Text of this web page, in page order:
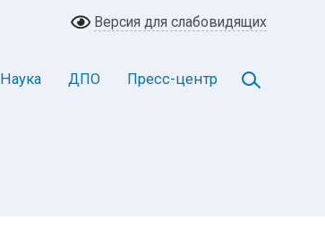
Версия для слабовидящих
Наука ДПО Пресс-центр